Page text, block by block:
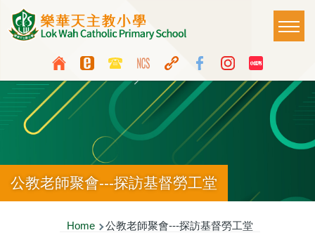
Skip to main content
Top
Media
Icon
Button
Language
switcher
Main
公教老師聚會---探訪基督勞工堂
Breadcrumb
Home 公教老師聚會---探訪基督勞工堂